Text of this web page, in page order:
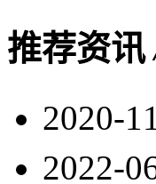
推荐资讯
2020-
2022-